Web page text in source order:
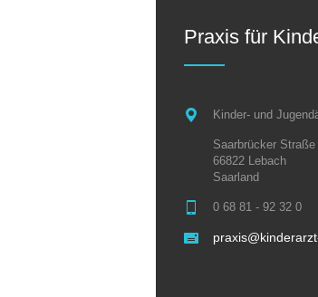
Praxis für
Kinder- und
Saarbrücker Straße
66822 Lebach
Saarland
0 68 81 - 92 32 0